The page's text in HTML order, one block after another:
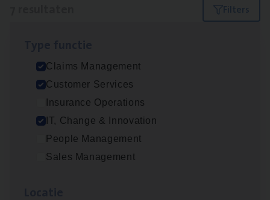
Filters
Claims Management
Customer Services
Insurance Operations
IT, Change & Innovation
People Management
Sales Management
(Agi­le)ITPro­ject Manager
IT, Change & Innovation
Antwerpen
Claims­hand­ler Fleet&